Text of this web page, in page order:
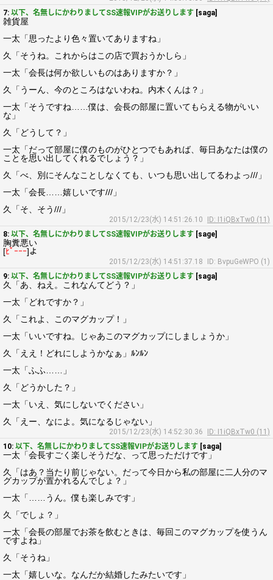
7: 以下、名無しにかわりましてSS速報VIPがお送りします [saga]
雑貨屋
一太「思ったより色々置いてありますね」
久「そうね。これからはこの店で買おうかしら」
一太「会長は何か欲しいものはありますか？」
久「うーん、今のところはないわね。内木くんは？」
一太「そうですね……僕は、会長の部屋に置いてもらえる物がいい
な」
久「どうして？」
一太「だって部屋に僕のものがひとつでもあれば、毎日あなたは僕の
ことを思い出してくれるでしょう？」
久「べ、別にそんなことしなくても、いつも思い出してるわよっ///」
一太「会長……嬉しいです///」
久「そ、そう///」
2015/12/23(水) 14:51:26.10
ID: I1iQBxTw0 (11)
8: 以下、名無しにかわりましてSS速報VIPがお送りします [sage]
胸糞悪い
[ﾋﾟｰｰｰ]よ
2015/12/23(水) 14:51:37.18
ID: BvpuGeWPO (1)
9: 以下、名無しにかわりましてSS速報VIPがお送りします [saga]
久「あ、ねえ。これなんてどう？」
一太「どれですか？」
久「これよ、このマグカップ！」
一太「いいですね。じゃあこのマグカップにしましょうか」
久「ええ！どれにしようかなぁ」ﾙﾝﾙﾝ
一太「ふふ……」
久「どうかした？」
一太「いえ、気にしないでください」
久「えー、なによ。気になるじゃない」
2015/12/23(水) 14:52:30.36
ID: I1iQBxTw0 (11)
10: 以下、名無しにかわりましてSS速報VIPがお送りします [saga]
一太「会長すごく楽しそうだな、って思っただけです」
久「はあ？当たり前じゃない。だって今日から私の部屋に二人分のマ
グカップが置かれるんでしょ？」
一太「……うん。僕も楽しみです」
久「でしょ？」
一太「会長の部屋でお茶を飲むときは、毎回このマグカップを使うん
ですよね」
久「そうね」
一太「嬉しいな。なんだか結婚したみたいです」